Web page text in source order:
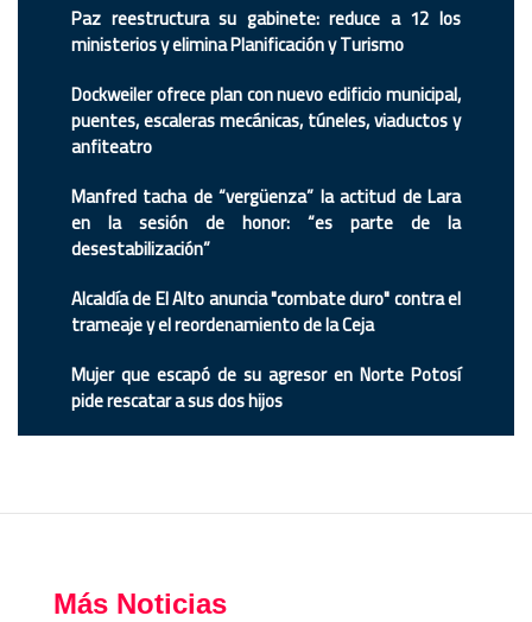
Paz reestructura su gabinete: reduce a 12 los
ministerios y elimina Planificación y Turismo
Dockweiler ofrece plan con nuevo edificio municipal,
puentes, escaleras mecánicas, túneles, viaductos y
anfiteatro
Manfred tacha de “vergüenza” la actitud de Lara
en la sesión de honor: “es parte de la
desestabilización”
Alcaldía de El Alto anuncia "combate duro" contra el
trameaje y el reordenamiento de la Ceja
Mujer que escapó de su agresor en Norte Potosí
pide rescatar a sus dos hijos
Más Noticias